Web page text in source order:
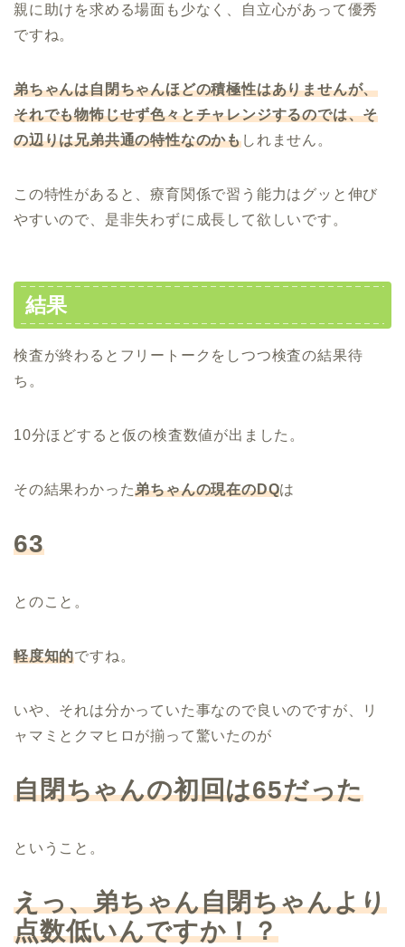
親に助けを求める場面も少なく、自立心があって優秀
ですね。
弟ちゃんは自閉ちゃんほどの積極性はありませんが、
それでも物怖じせず色々とチャレンジするのでは、そ
の辺りは兄弟共通の特性なのかもしれません。
この特性があると、療育関係で習う能力はグッと伸び
やすいので、是非失わずに成長して欲しいです。
結果
検査が終わるとフリートークをしつつ検査の結果待
ち。
10分ほどすると仮の検査数値が出ました。
その結果わかった弟ちゃんの現在のDQは
63
とのこと。
軽度知的ですね。
いや、それは分かっていた事なので良いのですが、リ
ャマミとクマヒロが揃って驚いたのが
自閉ちゃんの初回は65だった
ということ。
えっ、弟ちゃん自閉ちゃんより
点数低いんですか！？